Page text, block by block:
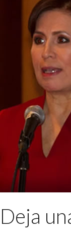
Deja